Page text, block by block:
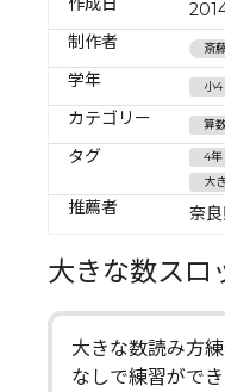
制作者
斎
学年 小4
カテゴリー 算
タグ 4年
大
推薦者 奈
大きな数スロ
大きな数読み方
なしで練習がで